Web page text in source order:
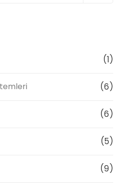
(1)
(6)
(6)
(5)
(9)